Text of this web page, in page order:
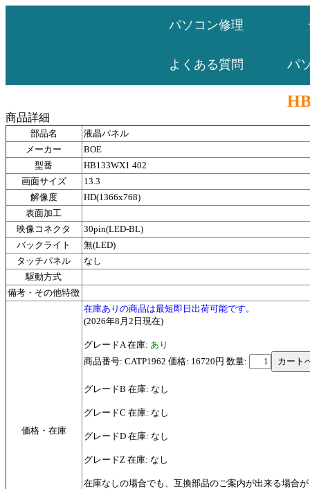
パソコン修理
よくある質問 パ
商品詳細
部品名
液晶パネル
メーカー
BOE
型番
HB133WX1 402
画面サイズ
13.3
解像度
HD(1366x768)
表面加工
映像コネクタ
30pin(LED-BL)
バックライト
無(LED)
タッチパネル
なし
駆動方式
備考・その他特徴
価格・在庫
在庫ありの商品は最短即日出荷可能です。
(2026年8月2日現在)
グレードA 在庫: あり
商品番号: CATP1962 価格: 16720円 数量:
グレードB 在庫: なし
グレードC 在庫: なし
グレードD 在庫: なし
グレードZ 在庫: なし
在庫なしの場合でも、互換部品のご案内が出来る場合